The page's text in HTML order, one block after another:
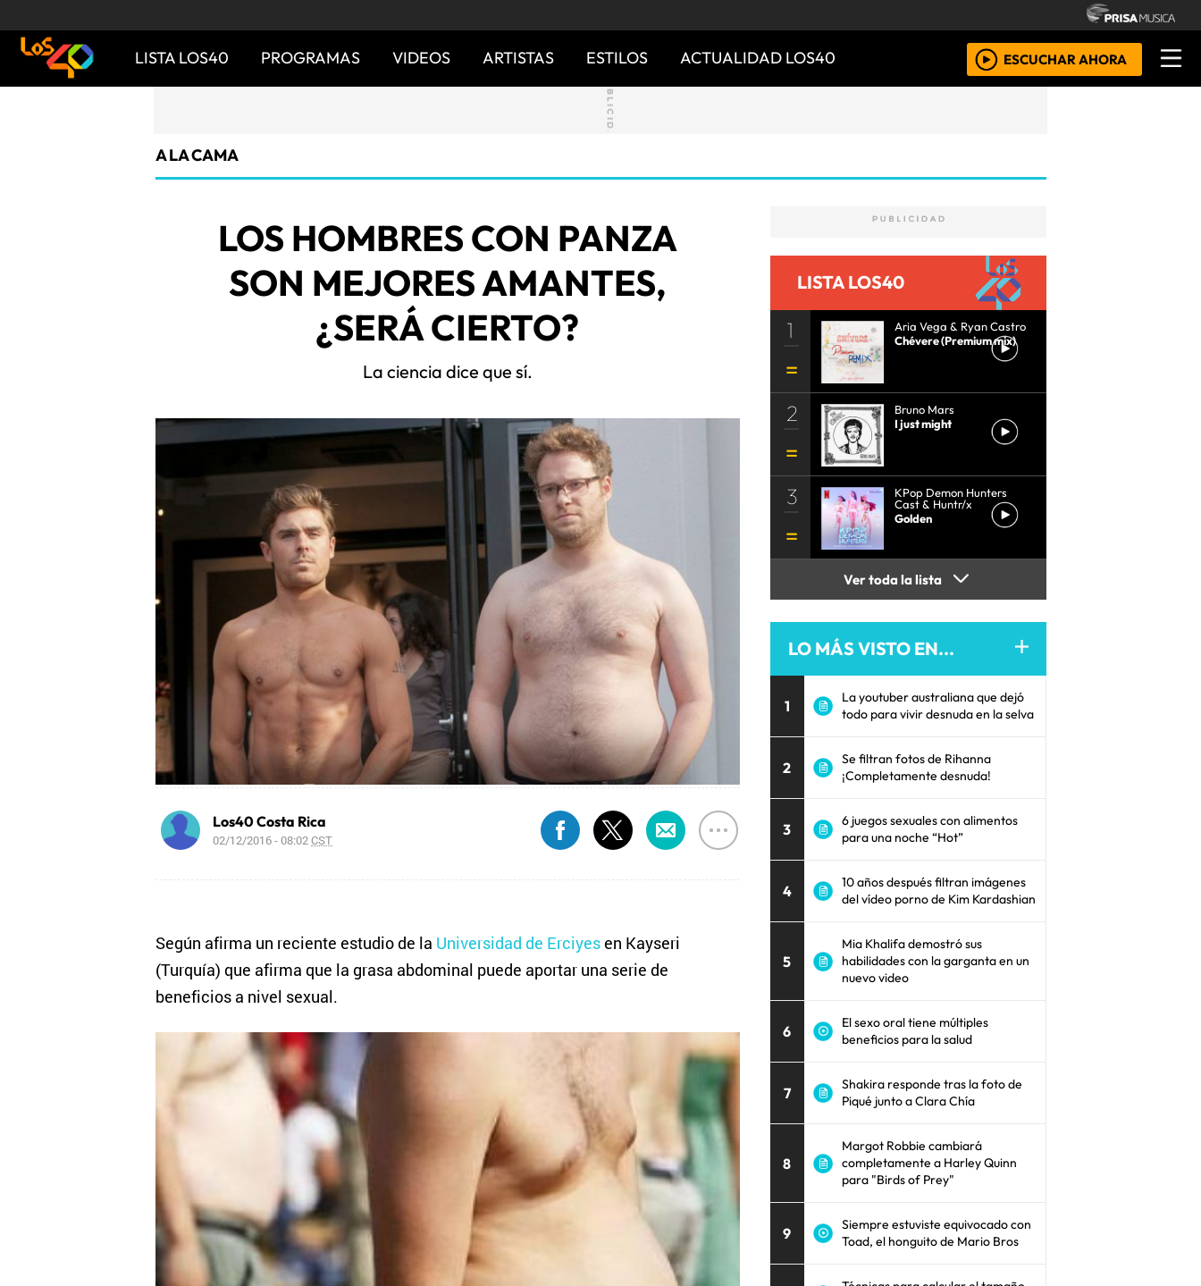
LISTA LOS40 PROGRAMAS VIDEOS ARTISTAS ESTILOS ACTUALIDAD LOS40 ESCUCHAR AHORA
A LA CAMA
LOS HOMBRES CON PANZA
SON MEJORES AMANTES,
¿SERÁ CIERTO?
La ciencia dice que sí.
Los40 Costa Rica
02/12/2016 - 08:02CST
Según afirma un reciente estudio de la Universidad de Erciyesen Kayseri
(Turquía) que afirma que la grasa abdominal puede aportar una serie de
beneficios a nivel sexual.
LISTA LOS40
1
Aria Vega & Ryan Castro
Chévere (Premium mix)
2
Bruno Mars
I just might
3
KPop Demon Hunters
Cast & Huntr/x
Golden
Ver toda la lista
LO MÁS VISTO EN...
1
La youtuber australiana que dejó
todo para vivir desnuda en la selva
2
Se filtran fotos de Rihanna
¡Completamente desnuda!
3
6 juegos sexuales con alimentos
para una noche “Hot”
4
10 años después filtran imágenes
del vídeo porno de Kim Kardashian
5
Mia Khalifa demostró sus
habilidades con la garganta en un
nuevo video
6
El sexo oral tiene múltiples
beneficios para la salud
7
Shakira responde tras la foto de
Piqué junto a Clara Chía
8
Margot Robbie cambiará
completamente a Harley Quinn
para "Birds of Prey"
9
Siempre estuviste equivocado con
Toad, el honguito de Mario Bros